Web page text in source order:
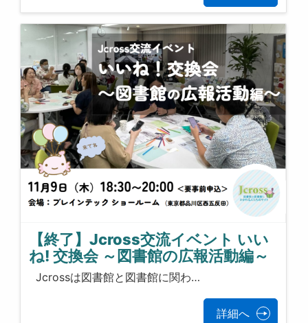
【終了】Jcross交流イベント いい
ね! 交換会 ～図書館の広報活動編～
Jcrossは図書館と図書館に関わ…
詳細へ